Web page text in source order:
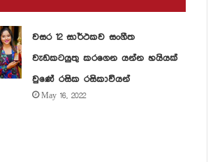
වසර 12 සාර්ථකව සංගීත
වැඩකටයුතු කරගෙන යන්න හයියක්
වුණේ රසික රසිකාවියන්
May 16, 2022